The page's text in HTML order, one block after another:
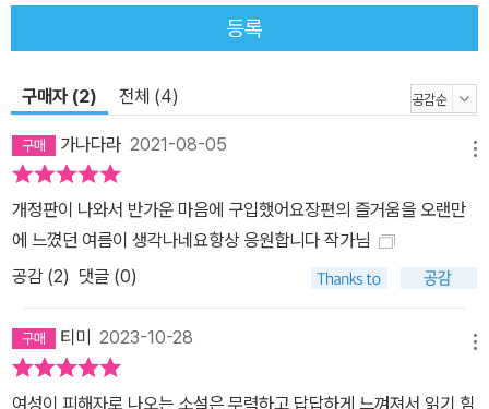
년”이 되어버렸다. 진아는 이후 몇 개월 동안 방에 틀어박혀 매일 인
터넷에 자신의 이름을 검색한다. 왜 사람들이 자신을 미워하는지, 자
들을 살펴보다 “김진아는 거짓말쟁이다. 진공청소기 같은 년.”이라는
글을 발견한다. 글을 쓴 아이디는 @qw1234. 이로부터 모든 이야기
가 시작된다. ‘거짓말쟁이’, ‘진공청소기’ 이 단어들은 진아를 알지 못
하면 떠올릴 수 없는 말들이다. 그리고 이 말은 잊고 지냈던 12년 전
으로 진아를 소환한다. 죽은 친구 유리에 대한 기억과 함께. 진아가 트
새로운 국면을 맞는다. 진아는 안진에 있는 대학교에서 1, 2학년을 보
희, 현규가 있다. 진아와 어린 시절을 함께해 서로의 밑바닥까지 알고
있는 수진, 모든 남자에게 쉽게 마음을 열어 ‘진공청소기’라는 별명을
등록
구매자 (2) 전체 (4)
가나다라 2021-08-05
개정판이 나와서 반가운 마음에 구입했어요장편의 즐거움을 오랜만
에 느꼈던 여름이 생각나네요항상 응원합니다 작가님
공감 (2) 댓글 (0)
티미 2023-10-28
여성이 피해자로 나오는 소설은 무력하고 답답하게 느껴져서 읽기 힘